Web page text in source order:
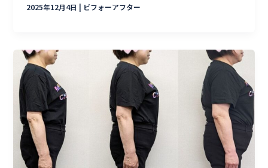
2025年12月4日 | ビフォーアフター